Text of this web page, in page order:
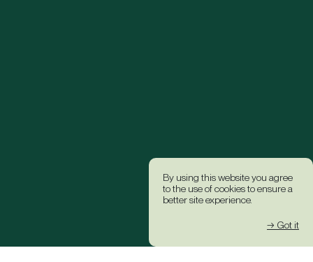
By using this website you agree
to the use of cookies to ensure a
better site experience.
→ Got it